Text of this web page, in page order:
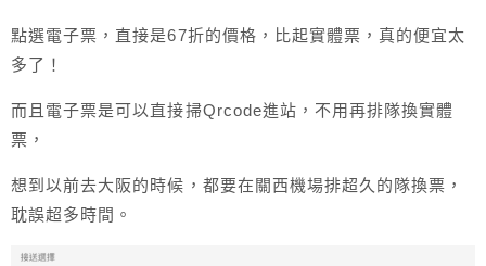
點選電子票，直接是67折的價格，比起實體票，真的便宜太
多了！
而且電子票是可以直接掃Qrcode進站，不用再排隊換實體
票，
想到以前去大阪的時候，都要在關西機場排超久的隊換票，
耽誤超多時間。